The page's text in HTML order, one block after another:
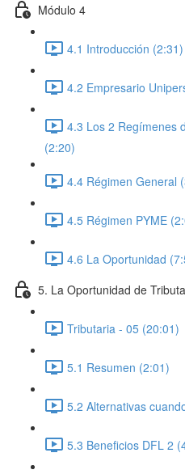
Módulo 4
4.1 Introducción (2:31)
4.2 Empresario
4.3 Los 2 Regímenes
(2:20)
4.4 Régimen General
4.5 Régimen PYME
4.6 La Oportunidad
5. La Oportunidad de
Tributaria - 05 (20:01)
5.1 Resumen (2:01)
5.2 Alternativas
5.3 Beneficios DFL 2